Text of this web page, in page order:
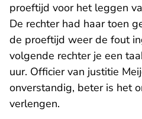
proeftijd voor het leggen
De rechter had haar toen
de proeftijd weer de fout
volgende rechter je een
uur. Officier van justitie
onverstandig, beter is het
verlengen.